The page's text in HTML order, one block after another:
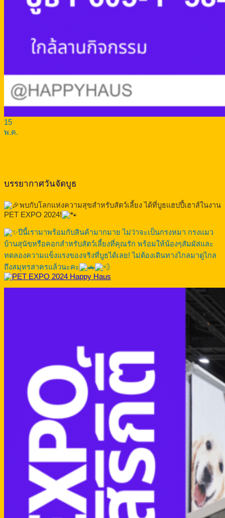
15
พ.ค.
บรรยากาศวันจัดบูธ
พบกับโลกแห่งความสุขสำหรับสัตว์เลี้ยง ได้ที่บูธแฮปปี้เฮาส์ในงาน
PET EXPO 2024!
ปีนี้เรามาพร้อมกับสินค้ามากมาย ไม่ว่าจะเป็นกรงหมา กรงแมว
บ้านสุนัขหรือคอกสำหรับสัตว์เลี้ยงที่คุณรัก พร้อมให้น้องๆสัมผัสและ
ทดลองความแข็งแรงของจริงที่บูธได้เลย! ไม่ต้องเดินทางไกลมาดูไกล
ถึงสมุทรสาครแล้วนะคะ